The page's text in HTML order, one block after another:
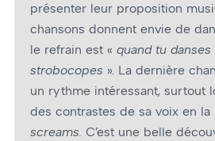
présenter leur proposition
chansons donnent envie de
le refrain est « quand tu danses
strobocopes ». La dernière
un rythme intéressant, surtout
des contrastes de sa voix en la
screams. C’est une belle